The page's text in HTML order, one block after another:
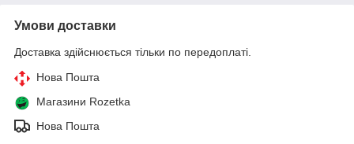
Умови доставки
Доставка здійснюється тільки по передоплаті.
Нова Пошта
Магазини Rozetka
Нова Пошта